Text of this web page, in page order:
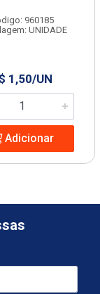
960185
UNIDADE
1,50/UN
Adicionar